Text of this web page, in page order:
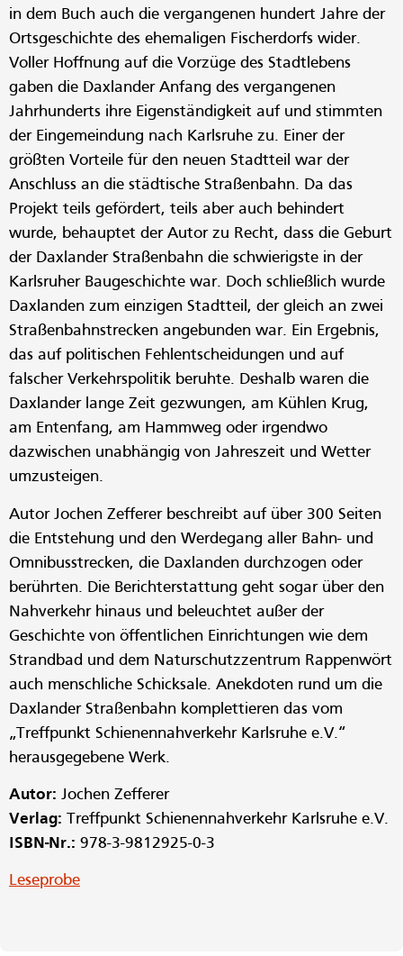
in dem Buch auch die vergangenen hundert Jahre der
Ortsgeschichte des ehemaligen Fischerdorfs wider.
Voller Hoffnung auf die Vorzüge des Stadtlebens
gaben die Daxlander Anfang des vergangenen
Jahrhunderts ihre Eigenständigkeit auf und stimmten
der Eingemeindung nach Karlsruhe zu. Einer der
größten Vorteile für den neuen Stadtteil war der
Anschluss an die städtische Straßenbahn. Da das
Projekt teils gefördert, teils aber auch behindert
wurde, behauptet der Autor zu Recht, dass die Geburt
der Daxlander Straßenbahn die schwierigste in der
Karlsruher Baugeschichte war. Doch schließlich wurde
Daxlanden zum einzigen Stadtteil, der gleich an zwei
Straßenbahnstrecken angebunden war. Ein Ergebnis,
das auf politischen Fehlentscheidungen und auf
falscher Verkehrspolitik beruhte. Deshalb waren die
Daxlander lange Zeit gezwungen, am Kühlen Krug,
am Entenfang, am Hammweg oder irgendwo
dazwischen unabhängig von Jahreszeit und Wetter
umzusteigen.
Autor Jochen Zefferer beschreibt auf über 300 Seiten
die Entstehung und den Werdegang aller Bahn- und
Omnibusstrecken, die Daxlanden durchzogen oder
berührten. Die Berichterstattung geht sogar über den
Nahverkehr hinaus und beleuchtet außer der
Geschichte von öffentlichen Einrichtungen wie dem
Strandbad und dem Naturschutzzentrum Rappenwört
auch menschliche Schicksale. Anekdoten rund um die
Daxlander Straßenbahn komplettieren das vom
„Treffpunkt Schienennahverkehr Karlsruhe e.V.“
herausgegebene Werk.
Autor: Jochen Zefferer
Verlag:
Treffpunkt Schienennahverkehr Karlsruhe e.V.
ISBN-Nr.: 978-3-9812925-0-3
Leseprobe